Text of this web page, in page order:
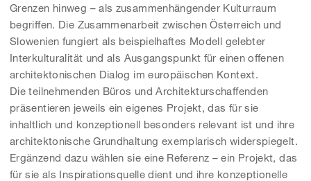
Grenzen hinweg – als zusammenhängender Kulturraum
begriffen. Die Zusammenarbeit zwischen Österreich und
Slowenien fungiert als beispielhaftes Modell gelebter
Interkulturalität und als Ausgangspunkt für einen offenen
architektonischen Dialog im europäischen Kontext.
Die teilnehmenden Büros und Architekturschaffenden
präsentieren jeweils ein eigenes Projekt, das für sie
inhaltlich und konzeptionell besonders relevant ist und ihre
architektonische Grundhaltung exemplarisch widerspiegelt.
Ergänzend dazu wählen sie eine Referenz – ein Projekt, das
für sie als Inspirationsquelle dient und ihre konzeptionelle